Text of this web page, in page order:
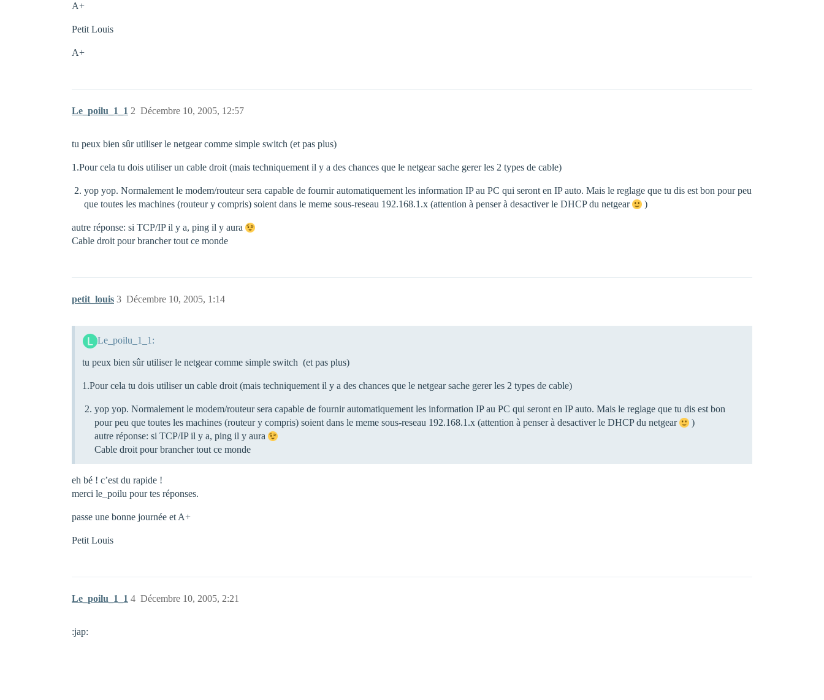
A+
Petit Louis
A+
Le_poilu_1_1 Décembre 10, 2005, 12:57
2
tu peux bien sûr utiliser le netgear comme simple switch (et pas plus)
1.Pour cela tu dois utiliser un cable droit (mais techniquement il y a des chances que le netgear sache gerer les 2 types de cable)
yop yop. Normalement le modem/routeur sera capable de fournir automatiquement les information IP au PC qui seront en IP auto. Mais le reglage que tu dis est bon pour peu
que toutes les machines (routeur y compris) soient dans le meme sous-reseau 192.168.1.x (attention à penser à desactiver le DHCP du netgear
)
autre réponse: si TCP/IP il y a, ping il y aura
Cable droit pour brancher tout ce monde
petit_louis Décembre 10, 2005, 1:14
3
Le_poilu_1_1:
tu peux bien sûr utiliser le netgear comme simple switch (et pas plus)
1.Pour cela tu dois utiliser un cable droit (mais techniquement il y a des chances que le netgear sache gerer les 2 types de cable)
yop yop. Normalement le modem/routeur sera capable de fournir automatiquement les information IP au PC qui seront en IP auto. Mais le reglage que tu dis est bon
pour peu que toutes les machines (routeur y compris) soient dans le meme sous-reseau 192.168.1.x (attention à penser à desactiver le DHCP du netgear
)
autre réponse: si TCP/IP il y a, ping il y aura
Cable droit pour brancher tout ce monde
eh bé ! c’est du rapide !
merci le_poilu pour tes réponses.
passe une bonne journée et A+
Petit Louis
Le_poilu_1_1 Décembre 10, 2005, 2:21
4
:jap: